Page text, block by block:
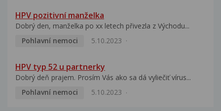
HPV pozitivní manželka
Dobrý den, manželka po xx letech přivezla z Východu...
Pohlavní nemoci
5.10.2023
HPV typ 52 u partnerky
Dobrý deň prajem. Prosím Vás ako sa dá vyliečiť vírus...
Pohlavní nemoci
5.10.2023